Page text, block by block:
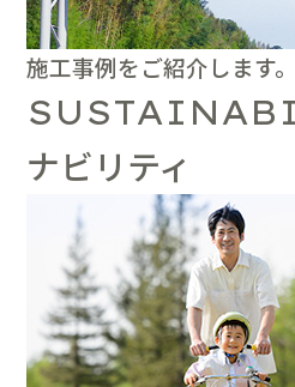
施工事例をご紹介します。
ナビリティ